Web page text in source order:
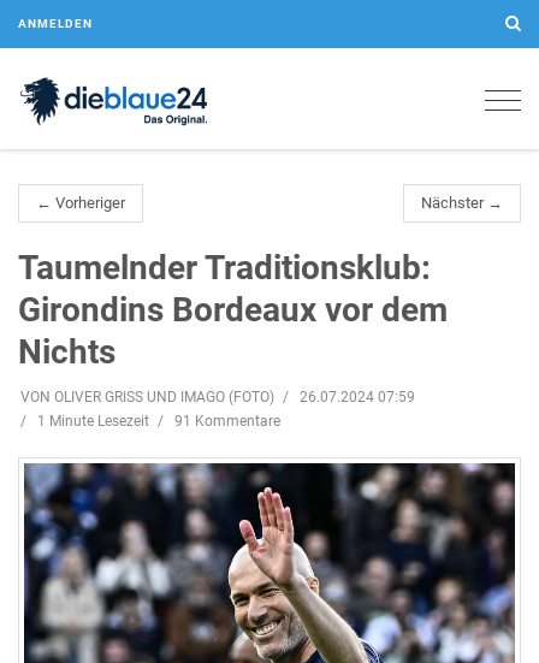
ANMELDEN
← Vorheriger Nächster →
Taumelnder Traditionsklub:
Girondins Bordeaux vor dem
Nichts
VON OLIVER GRISS UND IMAGO (FOTO)
26.07.2024 07:59
1 Minute Lesezeit
91 Kommentare